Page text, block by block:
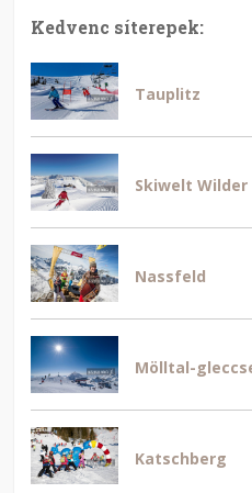
Kedvenc síterepek:
Tauplitz
Skiwelt
Nassfeld
Mölltal-
Katschberg